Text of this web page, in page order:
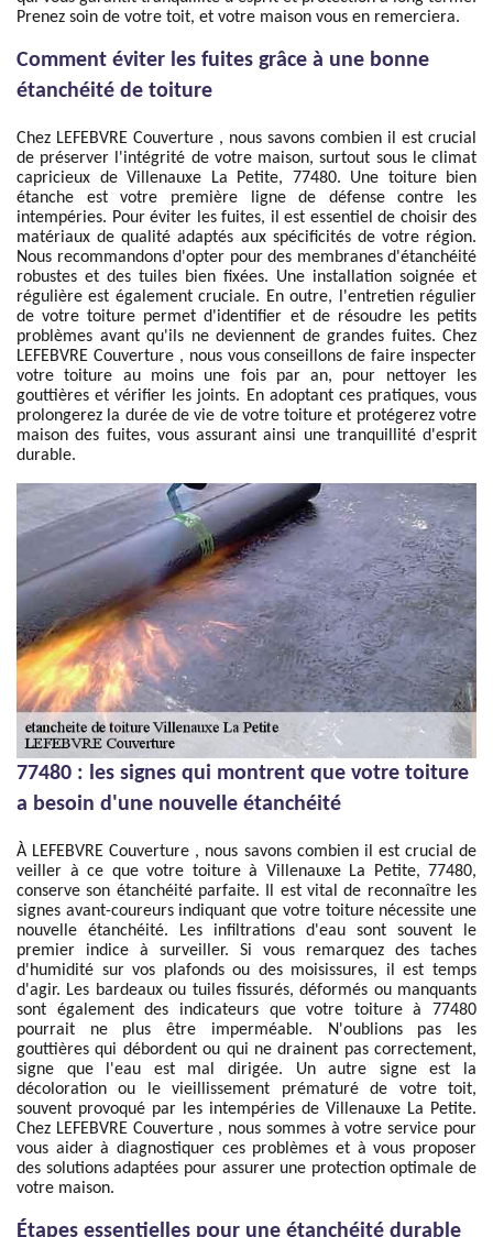
Prenez soin de votre toit, et votre maison vous en remerciera.
Comment éviter les fuites grâce à une bonne
étanchéité de toiture
Chez LEFEBVRE Couverture , nous savons combien il est crucial
de préserver l'intégrité de votre maison, surtout sous le climat
capricieux de Villenauxe La Petite, 77480. Une toiture bien
étanche est votre première ligne de défense contre les
intempéries. Pour éviter les fuites, il est essentiel de choisir des
matériaux de qualité adaptés aux spécificités de votre région.
Nous recommandons d'opter pour des membranes d'étanchéité
robustes et des tuiles bien fixées. Une installation soignée et
régulière est également cruciale. En outre, l'entretien régulier
de votre toiture permet d'identifier et de résoudre les petits
problèmes avant qu'ils ne deviennent de grandes fuites. Chez
LEFEBVRE Couverture , nous vous conseillons de faire inspecter
votre toiture au moins une fois par an, pour nettoyer les
gouttières et vérifier les joints. En adoptant ces pratiques, vous
prolongerez la durée de vie de votre toiture et protégerez votre
maison des fuites, vous assurant ainsi une tranquillité d'esprit
durable.
77480 : les signes qui montrent que votre toiture
a besoin d'une nouvelle étanchéité
À LEFEBVRE Couverture , nous savons combien il est crucial de
veiller à ce que votre toiture à Villenauxe La Petite, 77480,
conserve son étanchéité parfaite. Il est vital de reconnaître les
signes avant-coureurs indiquant que votre toiture nécessite une
nouvelle étanchéité. Les infiltrations d'eau sont souvent le
premier indice à surveiller. Si vous remarquez des taches
d'humidité sur vos plafonds ou des moisissures, il est temps
d'agir. Les bardeaux ou tuiles fissurés, déformés ou manquants
sont également des indicateurs que votre toiture à 77480
pourrait ne plus être imperméable. N'oublions pas les
gouttières qui débordent ou qui ne drainent pas correctement,
signe que l'eau est mal dirigée. Un autre signe est la
décoloration ou le vieillissement prématuré de votre toit,
souvent provoqué par les intempéries de Villenauxe La Petite.
Chez LEFEBVRE Couverture , nous sommes à votre service pour
vous aider à diagnostiquer ces problèmes et à vous proposer
des solutions adaptées pour assurer une protection optimale de
votre maison.
Étapes essentielles pour une étanchéité durable